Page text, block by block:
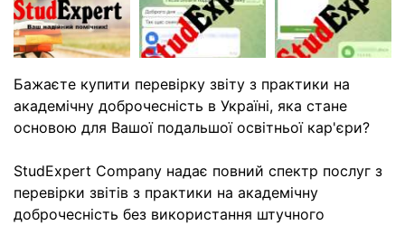
Бажаєте купити перевірку звіту з практики на
академічну доброчесність в Україні, яка стане
основою для Вашої подальшої освітньої кар'єри?
StudExpert Company надає повний спектр послуг з
перевірки звітів з практики на академічну
доброчесність без використання штучного